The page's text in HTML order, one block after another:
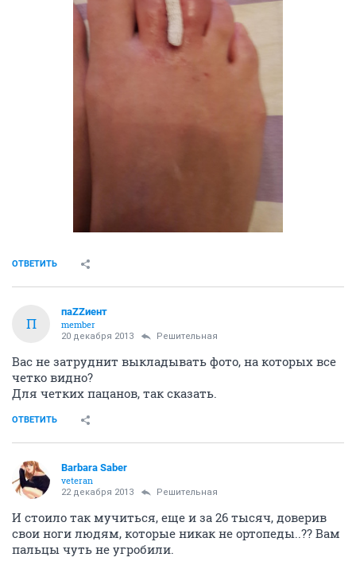
ОТВЕТИТЬ
П
паZZиент
member
20 декабря 2013 Решительная
Вас не затруднит выкладывать фото, на которых все
четко видно?
Для четких пацанов, так сказать.
ОТВЕТИТЬ
Barbara Saber
veteran
22 декабря 2013 Решительная
И стоило так мучиться, еще и за 26 тысяч, доверив
свои ноги людям, которые никак не ортопеды..?? Вам
пальцы чуть не угробили.